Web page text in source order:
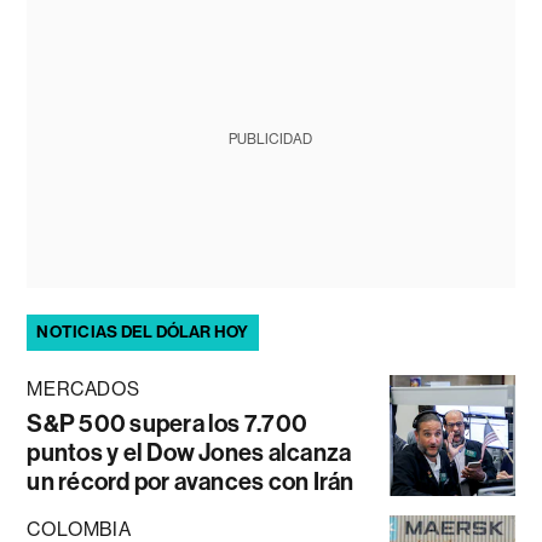
PUBLICIDAD
NOTICIAS DEL DÓLAR HOY
MERCADOS
S&P 500 supera los 7.700
puntos y el Dow Jones alcanza
un récord por avances con Irán
COLOMBIA